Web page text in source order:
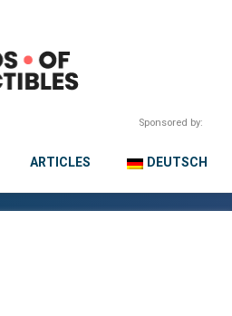
Sponsored by:
ARTICLES DEUTSCH